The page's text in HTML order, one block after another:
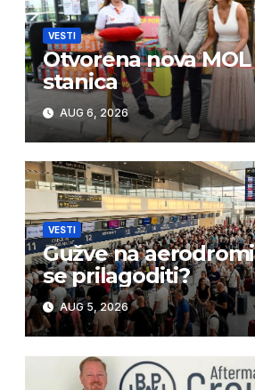
VESTI
Otvorena nova
stanica
AUG 6, 2026
VESTI
Gužve na
se prilagoditi?
AUG 5, 2026